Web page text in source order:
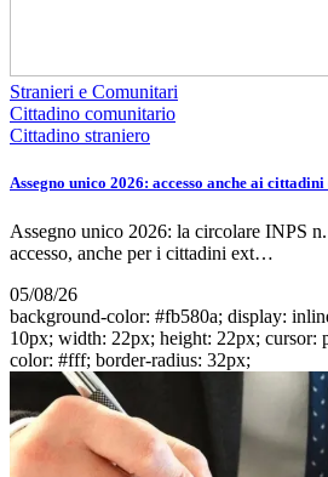
Stranieri e Comunitari
Cittadino comunitario
Cittadino straniero
Assegno unico 2026: accesso anche ai
Assegno unico 2026: la circolare INPS
accesso, anche per i cittadini ext…
05/08/26
background-color: #fb580a; display:
10px; width: 22px; height: 22px; cursor:
color: #fff; border-radius: 32px;